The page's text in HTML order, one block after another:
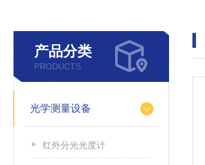
产品分类
PRODUCTS
光学测量设备
红外分光光度计